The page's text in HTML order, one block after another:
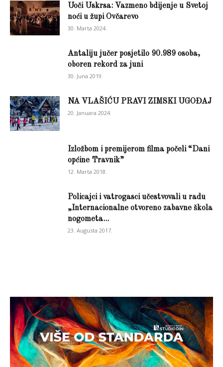
Uoči Uskrsa: Vazmeno bdijenje u Svetoj
noći u župi Ovčarevo
30. Marta 2024.
Antaliju jučer posjetilo 90.989 osoba,
oboren rekord za juni
30. Juna 2019.
NA VLAŠIĆU PRAVI ZIMSKI UGOĐAJ
20. Januara 2024.
Izložbom i premijerom filma počeli “Dani
općine Travnik”
12. Marta 2018.
Policajci i vatrogasci učestvovali u radu
„Internacionalne otvoreno zabavne škola
nogometa...
23. Augusta 2017.